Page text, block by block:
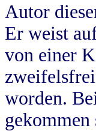
Autor
Er weist
von einer
worden.